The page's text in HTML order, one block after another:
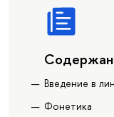
Введение в
Фонетика